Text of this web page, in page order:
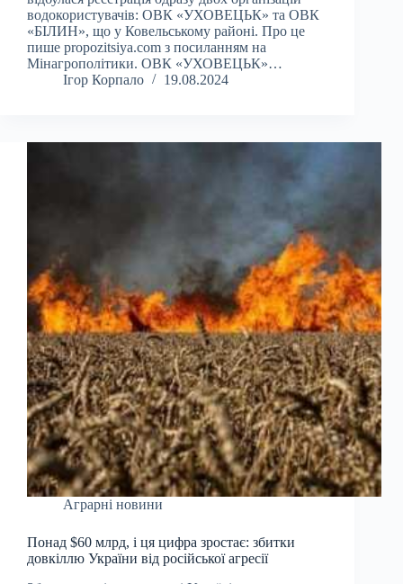
водокористувачів: ОВК «УХОВЕЦЬК» та ОВК
«БІЛИН», що у Ковельському районі. Про це
пише propozitsiya.com з посиланням на
Мінагрополітики. ОВК «УХОВЕЦЬК»…
Ігор Корпало
19.08.2024
Аграрні новини
Понад $60 млрд, і ця цифра зростає: збитки
довкіллю України від російської агресії